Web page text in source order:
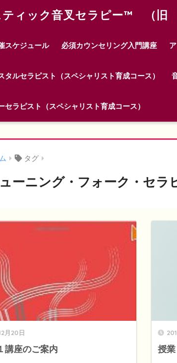
ィック音叉セラピー™ （旧
スケジュール 必須カウンセリング入門講座
タルセラピスト（スペシャリスト育成コース）
セラピスト（スペシャリスト育成コース）
タグ
ューニング・フォーク・セラ
月20日
講座のご案内 授